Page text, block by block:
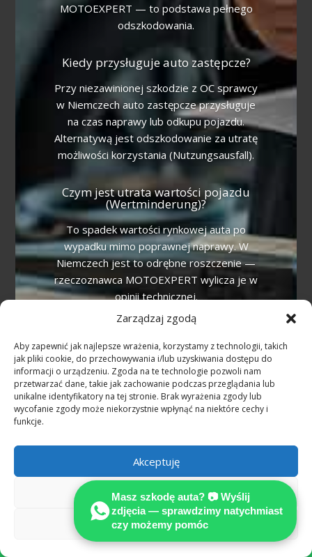
Zarządzaj zgodą
Aby zapewnić jak najlepsze wrażenia, korzystamy z technologii, takich
jak pliki cookie, do przechowywania i/lub uzyskiwania dostępu do
informacji o urządzeniu. Zgoda na te technologie pozwoli nam
przetwarzać dane, takie jak zachowanie podczas przeglądania lub
unikalne identyfikatory na tej stronie. Brak wyrażenia zgody lub
wycofanie zgody może niekorzystnie wpłynąć na niektóre cechy i
funkcje.
Akceptuję
Odmów
Zobacz preferencje
MOTOEXPERT — to podstawa pełnego
odszkodowania.
Kiedy przysługuje auto zastępcze?
Przy niezawinionej szkodzie z OC sprawcy
w Niemczech auto zastępcze przysługuje
na czas naprawy lub odkupu pojazdu.
Alternatywą jest odszkodowanie za utratę
możliwości korzystania (Nutzungsausfall).
Czym jest utrata wartości pojazdu
(Wertminderung)?
To spadek wartości rynkowej auta po
wypadku mimo poprawnej naprawy. W
Niemczech jest to odrębne roszczenie —
rzeczoznawca MOTOEXPERT wylicza je w
opinii technicznej.
Niemcy?
Wyślij zdjęcia uszkodzeń i krótki opis na
WhatsApp +49 160 3388333. Bezpłatna
wstępna ocena, odpowiedź po polsku.
Więcej

Masz szkodę auta? 📷 Wyślij
zdjęcia — sprawdzimy natychmiast
czy możemy pomóc